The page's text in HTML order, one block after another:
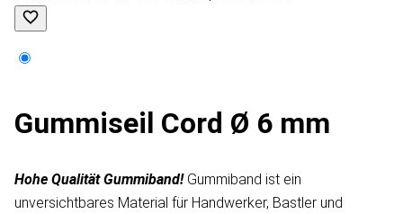
Gummiseil Cord Ø 6 mm
Hohe Qualität Gummiband! Gummiband ist ein
unversichtbares Material für Handwerker, Bastler und